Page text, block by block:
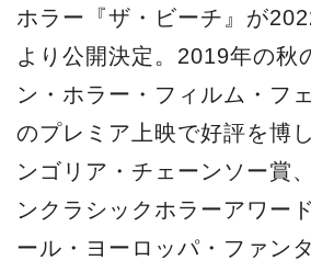
ホラー『ザ・ビーチ』が
より公開決定。2019年の秋
ン・ホラー・フィルム・フ
のプレミア上映で好評を博
ンゴリア・チェーンソー賞
ンクラシックホラーアワー
ール・ヨーロッパ・ファン